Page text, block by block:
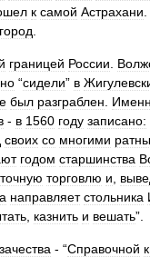
к самой Астрахани
город
границей России
“сидели” в
был разграблен
- в 1560 году записано:
своих со многими
годом старшинства
торговлю и
направляет стольника
казнить и вешать”.
- “Справочной